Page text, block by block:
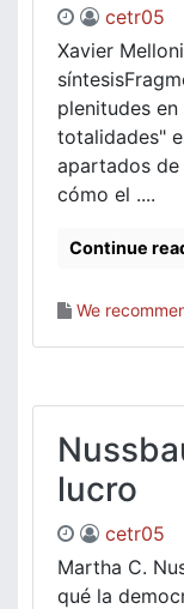
cetr05
Xavier
plenitudes
totalidades"
apartados
cómo el ....
Continue
We
lucro
cetr05
Martha C.
qué la